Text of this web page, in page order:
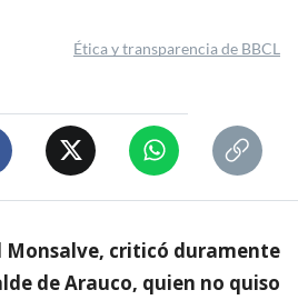
Ética y transparencia de BBCL
Monsalve, criticó duramente
de Arauco, quien no quiso